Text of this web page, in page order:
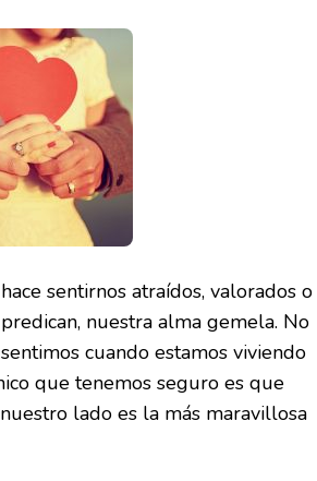
sentirnos atraídos, valorados o
nuestra alma gemela. No
cuando estamos viviendo
que tenemos seguro es que
lado es la más maravillosa